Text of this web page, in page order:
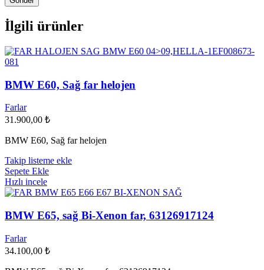
İlgili ürünler
BMW E60, Sağ far helojen
Farlar
31.900,00 ₺
BMW E60, Sağ far helojen
Takip listeme ekle
Sepete Ekle
Hızlı incele
BMW E65, sağ Bi-Xenon far, 63126917124
Farlar
34.100,00 ₺